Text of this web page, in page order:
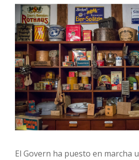
El Govern ha puesto en marcha